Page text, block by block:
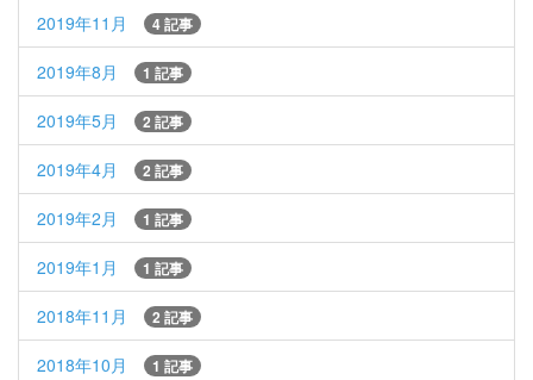
2019年11月 4 記事
2019年8月 1 記事
2019年5月 2 記事
2019年4月 2 記事
2019年2月 1 記事
2019年1月 1 記事
2018年11月 2 記事
2018年10月 1 記事